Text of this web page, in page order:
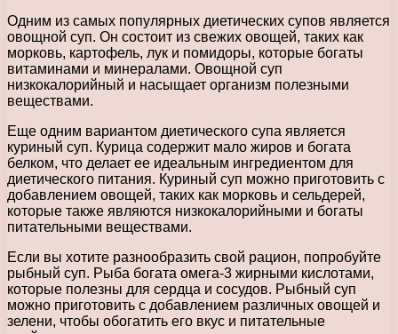
Одним из самых популярных диетических супов является
овощной суп. Он состоит из свежих овощей, таких как
морковь, картофель, лук и помидоры, которые богаты
витаминами и минералами. Овощной суп
низкокалорийный и насыщает организм полезными
веществами.
Еще одним вариантом диетического супа является
куриный суп. Курица содержит мало жиров и богата
белком, что делает ее идеальным ингредиентом для
диетического питания. Куриный суп можно приготовить с
добавлением овощей, таких как морковь и сельдерей,
которые также являются низкокалорийными и богаты
питательными веществами.
Если вы хотите разнообразить свой рацион, попробуйте
рыбный суп. Рыба богата омега-3 жирными кислотами,
которые полезны для сердца и сосудов. Рыбный суп
можно приготовить с добавлением различных овощей и
зелени, чтобы обогатить его вкус и питательные